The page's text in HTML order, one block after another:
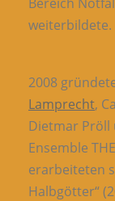
weiterbildete.
2008
Lamprecht,
Dietmar Pröll
Ensemble
erarbeiteten
Halbgötter“